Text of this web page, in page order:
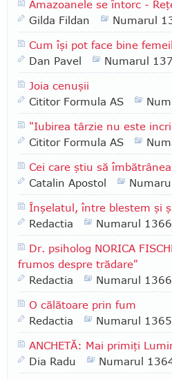
Amazoanele se întorc -
Gilda Fildan
Numarul
Cum îşi pot face bine
Dan Pavel
Numarul
Joia cenuşii
Cititor Formula AS
"Iubirea târzie nu este
Cititor Formula AS
Cei care ştiu să
Catalin Apostol
Înşelatul, între blestem şi
Redactia
Numarul 1366
Dr. psiholog NORICA
frumos despre trădare"
Redactia
Numarul 1366
O călătoare prin fum
Redactia
Numarul 1365
ANCHETĂ: Mai primiţi
Dia Radu
Numarul